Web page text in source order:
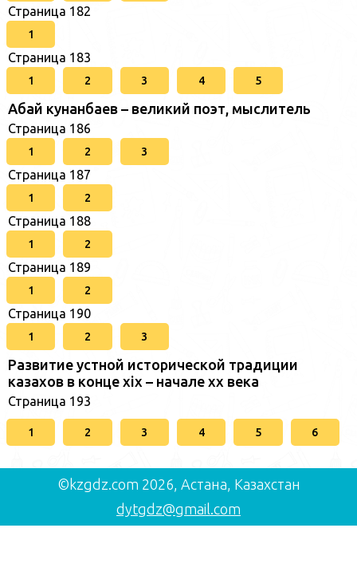
Страница 182
1
Страница 183
1 2 3 4 5
Абай кунанбаев – великий поэт, мыслитель
Страница 186
1 2 3
Страница 187
1 2
Страница 188
1 2
Страница 189
1 2
Страница 190
1 2 3
Развитие устной исторической традиции
казахов в конце xіх – начале хх века
Страница 193
1 2 3 4 5 6
©kzgdz.com 2026, Астана, Казахстан
dytgdz@gmail.com